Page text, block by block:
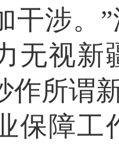
干涉。
无视新
作所谓
保障工